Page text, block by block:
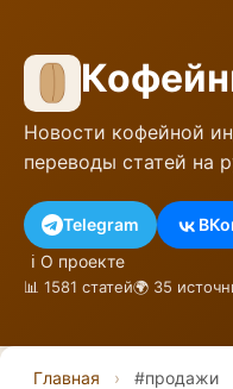
Новости кофейной
переводы статей на
Telegram
ℹ️ О проекте
📊 1581 статей🌍 35
Главная › #продажи